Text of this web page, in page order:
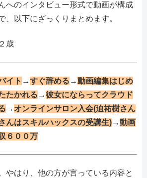
へのインタビュー形式で動画が構成
、以下にざっくりまとめます。
歳
イト →すぐ辞める →動画編集はじめ
たかれる →彼女にならってクラウド
→ オンラインサロン入会(迫祐樹さん
んはスキルハックスの受講生)→動画
６００万
やはり、他の方が言っている内容と